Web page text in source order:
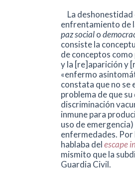
La
enfrentamiento de
paz socialo
consiste la
de conceptos
y la [re]aparición y
«enfermo
constata que no se
problema de que
discriminación
inmune para
uso de
enfermedades. Por
hablaba delescape
mismito que la
Guardia Civil.